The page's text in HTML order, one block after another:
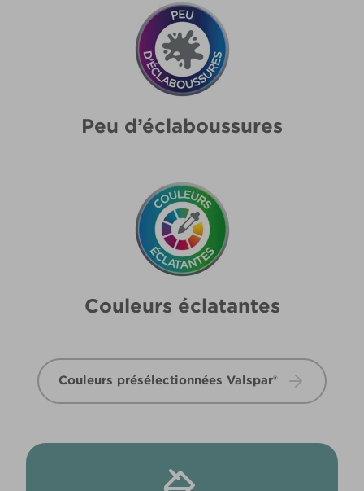
Peu d’éclaboussures
Couleurs éclatantes
Couleurs présélectionnées Valspar®